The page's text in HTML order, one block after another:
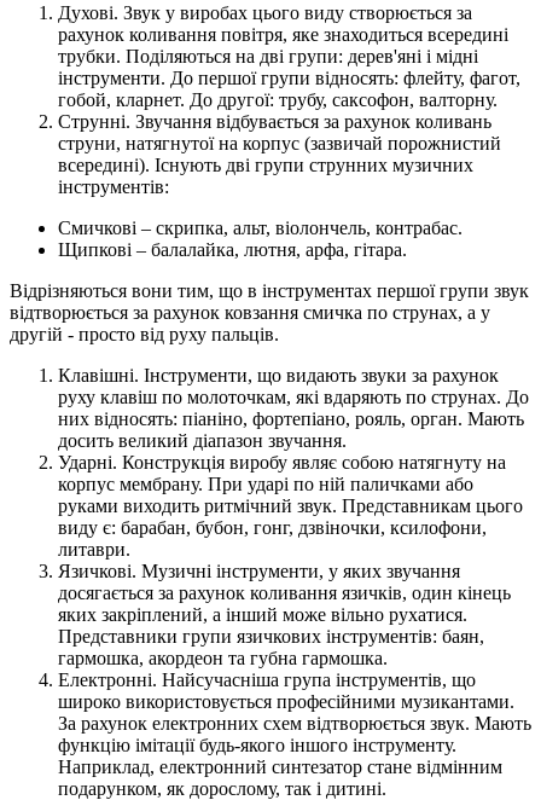
Духові. Звук у виробах цього виду створюється за
рахунок коливання повітря, яке знаходиться всередині
трубки. Поділяються на дві групи: дерев'яні і мідні
інструменти. До першої групи відносять: флейту, фагот,
гобой, кларнет. До другої: трубу, саксофон, валторну.
Струнні. Звучання відбувається за рахунок коливань
струни, натягнутої на корпус (зазвичай порожнистий
всередині). Існують дві групи струнних музичних
інструментів:
Смичкові – скрипка, альт, віолончель, контрабас.
Щипкові – балалайка, лютня, арфа, гітара.
Відрізняються вони тим, що в інструментах першої групи звук
відтворюється за рахунок ковзання смичка по струнах, а у
другій - просто від руху пальців.
Клавішні. Інструменти, що видають звуки за рахунок
руху клавіш по молоточкам, які вдаряють по струнах. До
них відносять: піаніно, фортепіано, рояль, орган. Мають
досить великий діапазон звучання.
Ударні. Конструкція виробу являє собою натягнуту на
корпус мембрану. При ударі по ній паличками або
руками виходить ритмічний звук. Представникам цього
виду є: барабан, бубон, гонг, дзвіночки, ксилофони,
литаври.
Язичкові. Музичні інструменти, у яких звучання
досягається за рахунок коливання язичків, один кінець
яких закріплений, а інший може вільно рухатися.
Представники групи язичкових інструментів: баян,
гармошка, акордеон та губна гармошка.
Електронні. Найсучасніша група інструментів, що
широко використовується професійними музикантами.
За рахунок електронних схем відтворюється звук. Мають
функцію імітації будь-якого іншого інструменту.
Наприклад, електронний синтезатор стане відмінним
подарунком, як дорослому, так і дитині.